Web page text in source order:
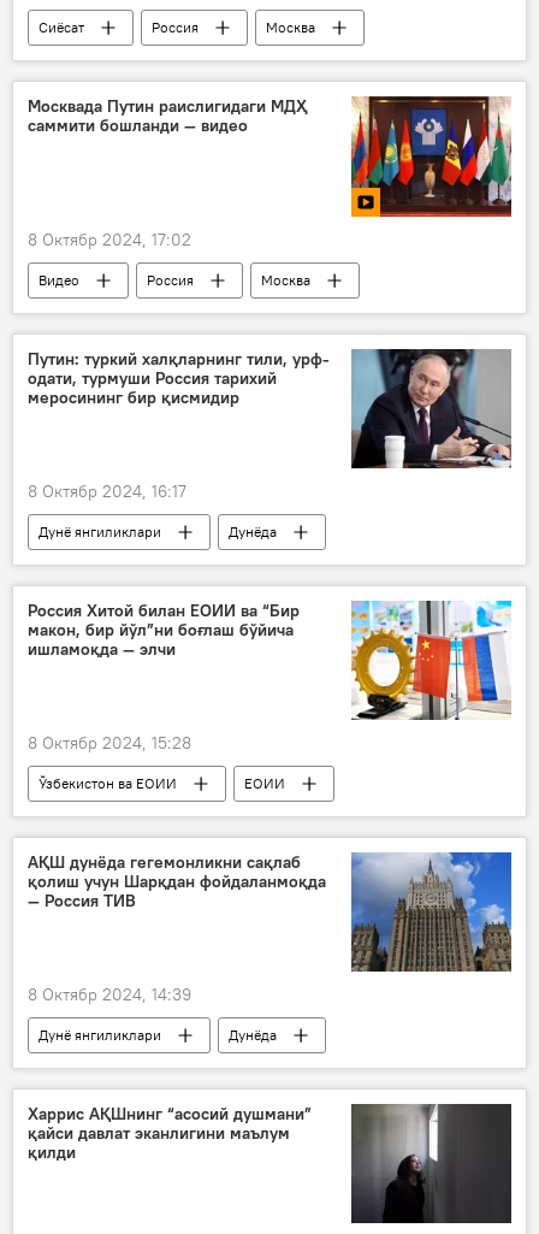
Сиёсат Россия
Москва
МДҲ
Владимир Путин
ҳамкорлик
Москвада Путин раислигидаги МДҲ
саммити бошланди — видео
8 Октябр 2024, 17:02
Видео Россия
Москва
МДҲ
Ўзбекистон
Путин: туркий халқларнинг тили, урф-
одати, турмуши Россия тарихий
меросининг бир қисмидир
8 Октябр 2024, 16:17
Дунё янгиликлари
Дунёда
Олтой ўлкаси
Россия
Владимир Путин
Туркий тилли давлатлар ҳамкорлик кенгаши
Россия Хитой билан ЕОИИ ва “Бир
макон, бир йўл”ни боғлаш бўйича
ишламоқда — элчи
8 Октябр 2024, 15:28
Ўзбекистон ва ЕОИИ
ЕОИИ
Россия
Хитой
Бир макон, бир йўл халқаро форуми
АҚШ дунёда гегемонликни сақлаб
қолиш учун Шарқдан фойдаланмоқда
— Россия ТИВ
8 Октябр 2024, 14:39
Дунё янгиликлари
Дунёда
Россия
Россия ТИВ
АҚШ
Харрис АҚШнинг “асосий душмани”
қайси давлат эканлигини маълум
қилди